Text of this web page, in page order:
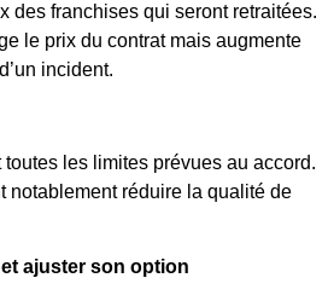
des franchises qui seront retraitées.
le prix du contrat mais augmente
incident.
les limites prévues au accord.
notablement réduire la qualité de
ajuster son option